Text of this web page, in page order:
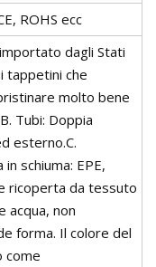
ROHS ecc
dagli Stati
tappetini che
molto bene
Tubi: Doppia
esterno.C.
schiuma: EPE,
ricoperta da tessuto
acqua, non
forma. Il colore del
come